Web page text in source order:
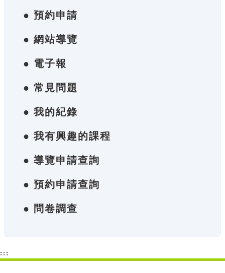
● 預約申請
● 網站導覽
● 電子報
● 常見問題
● 我的紀錄
● 我有興趣的課程
● 導覽申請查詢
● 預約申請查詢
● 問卷調查
:::